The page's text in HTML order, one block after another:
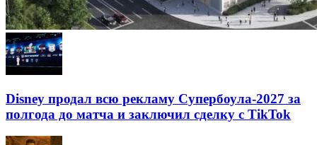
Disney продал всю рекламу Супербоула-2027 за
полгода до матча и заключил сделку с TikTok